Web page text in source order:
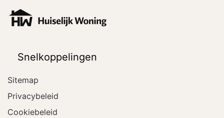
Snelkoppelingen
Sitemap
Privacybeleid
Cookiebeleid